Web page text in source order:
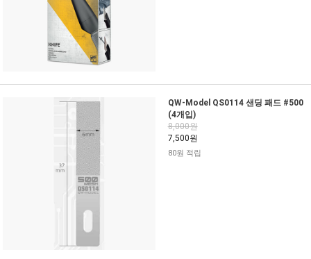
QW-Model QS0114 샌딩 패드 #500
(4개입)
8,000원
7,500원
80원 적립